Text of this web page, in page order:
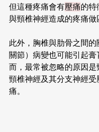
但這種疼痛會有壓痛的特
與頸椎神經造成的疼痛做
此外，胸椎與肋骨之間的
關節）病變也可能引起膏
而，最常被忽略的原因
頸椎神經及其分支神經受
痛。